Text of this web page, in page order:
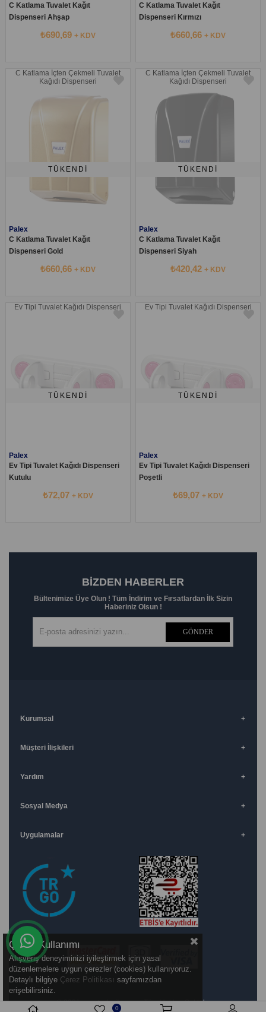
C Katlama Tuvalet Kağıt
Dispenseri Ahşap
₺690,69 + KDV
C Katlama Tuvalet Kağıt
Dispenseri Kırmızı
₺660,66+ KDV
C Katlama İçten Çekmeli Tuvalet
Kağıdı Dispenseri
TÜKENDI
Palex
C Katlama Tuvalet Kağıt
Dispenseri Gold
₺660,66 + KDV
C Katlama İçten Çekmeli Tuvalet
Kağıdı Dispenseri
TÜKENDI
Palex
C Katlama Tuvalet Kağıt
Dispenseri Siyah
₺420,42+ KDV
Ev Tipi Tuvalet Kağıdı Dispenseri
TÜKENDI
Palex
Ev Tipi Tuvalet Kağıdı Dispenseri
Kutulu
₺72,07 + KDV
Ev Tipi Tuvalet Kağıdı Dispenseri
TÜKENDI
Palex
Ev Tipi Tuvalet Kağıdı Dispenseri
Poşetli
₺69,07+ KDV
BIZDEN HABERLER
Bültenimize Üye Olun ! Tüm İndirim ve Fırsatlardan İlk Sizin
Haberiniz Olsun !
GÖNDER
Kurumsal
Müşteri İlişkileri
Yardım
Sosyal Medya
Uygulamalar
© 2021ervatedarik.com- Tüm Hakları Saklıdır.
Çerez Kullanımı
Alışveriş deneyiminizi iyileştirmek için yasal
düzenlemelere uygun çerezler (cookies) kullanıyoruz.
Detaylı bilgiye Çerez Politikası sayfamızdan
erişebilirsiniz.
0